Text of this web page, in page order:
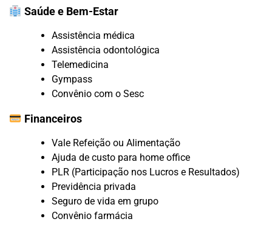
Saúde e Bem-Estar
Assistência médica
Assistência odontológica
Telemedicina
Gympass
Convênio com o Sesc
Financeiros
Vale Refeição ou Alimentação
Ajuda de custo para home office
PLR (Participação nos Lucros e Resultados)
Previdência privada
Seguro de vida em grupo
Convênio farmácia